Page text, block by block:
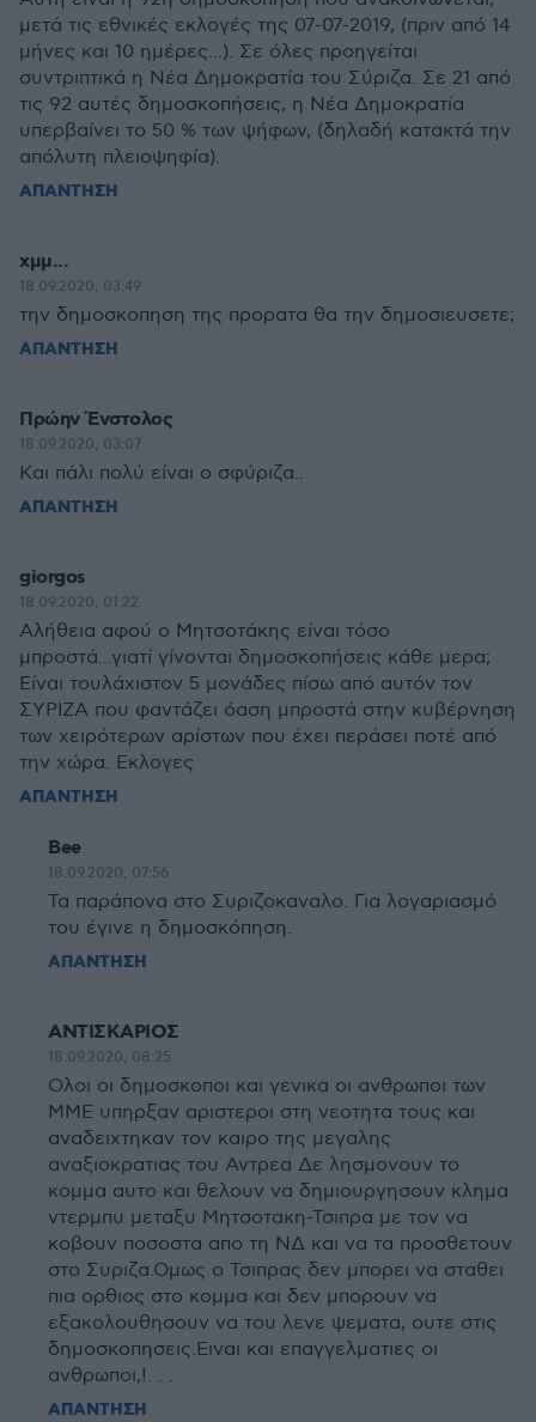
μετά τις εθνικές εκλογές της 07-07-2019, (πριν από 14
μήνες και 10 ημέρες...). Σε όλες προηγείται
συντριπτικά η Νέα Δημοκρατία του Σύριζα. Σε 21 από
τις 92 αυτές δημοσκοπήσεις, η Νέα Δημοκρατία
υπερβαίνει το 50 % των ψήφων, (δηλαδή κατακτά την
απόλυτη πλειοψηφία).
ΑΠΑΝΤΗΣΗ
χμμ...
18.09.2020, 03:49
την δημοσκοπηση της προρατα θα την δημοσιευσετε;
ΑΠΑΝΤΗΣΗ
Πρώην Ένστολος
18.09.2020, 03:07
Και πάλι πολύ είναι ο σφύριζα..
ΑΠΑΝΤΗΣΗ
giorgos
18.09.2020, 01:22
Αλήθεια αφού ο Μητσοτάκης είναι τόσο
μπροστά...γιατί γίνονται δημοσκοπήσεις κάθε μερα;
Είναι τουλάχιστον 5 μονάδες πίσω από αυτόν τον
ΣΥΡΙΖΑ που φαντάζει όαση μπροστά στην κυβέρνηση
των χειρότερων αρίστων που έχει περάσει ποτέ από
την χώρα. Εκλογες
ΑΠΑΝΤΗΣΗ
Bee
18.09.2020, 07:56
Τα παράπονα στο Συριζοκαναλο. Για λογαριασμό
του έγινε η δημοσκόπηση.
ΑΠΑΝΤΗΣΗ
ΑΝΤΙΣΚΑΡΙΟΣ
18.09.2020, 08:25
Ολοι οι δημοσκοποι και γενικα οι ανθρωποι των
ΜΜΕ υπηρξαν αριστεροι στη νεοτητα τους και
αναδειχτηκαν τον καιρο της μεγαλης
αναξιοκρατιας του Αντρεα Δε λησμονουν το
κομμα αυτο και θελουν να δημιουργησουν κλημα
ντερμπυ μεταξυ Μητσοτακη-Τσιπρα με τον να
κοβουν ποσοστα απο τη ΝΔ και να τα προσθετουν
στο Συριζα.Ομως ο Τσιπρας δεν μπορει να σταθει
πια ορθιος στο κομμα και δεν μπορουν να
εξακολουθησουν να του λενε ψεματα, ουτε στις
δημοσκοπησεις.Ειναι και επαγγελματιες οι
ανθρωποι,!. . .
ΑΠΑΝΤΗΣΗ